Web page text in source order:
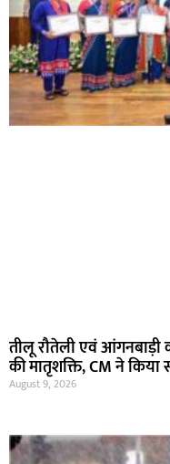
तीलू रौतेली एवं आंगनबाड़ी
की मातृशक्ति, CM ने किया
August 9, 2026